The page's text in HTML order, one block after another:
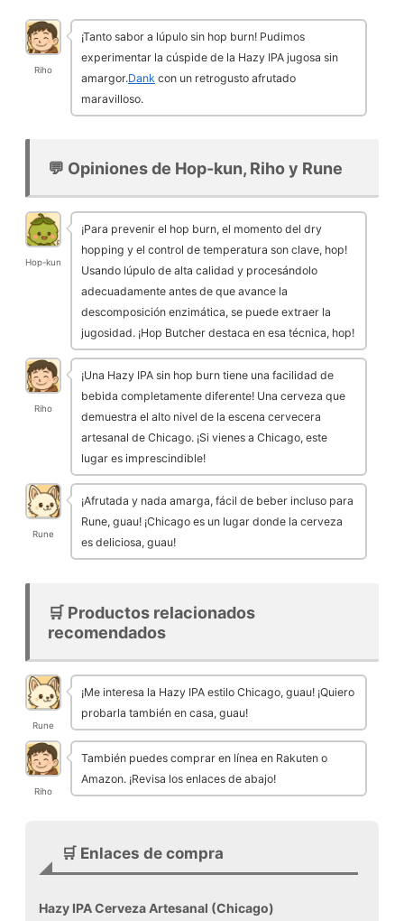
Riho
¡Tanto sabor a lúpulo sin hop burn! Pudimos
experimentar la cúspide de la Hazy IPA jugosa sin
amargor.Dank con un retrogusto afrutado
maravilloso.
💬 Opiniones de Hop-kun, Riho y Rune
Hop-kun
¡Para prevenir el hop burn, el momento del dry
hopping y el control de temperatura son clave, hop!
Usando lúpulo de alta calidad y procesándolo
adecuadamente antes de que avance la
descomposición enzimática, se puede extraer la
jugosidad. ¡Hop Butcher destaca en esa técnica, hop!
Riho
¡Una Hazy IPA sin hop burn tiene una facilidad de
bebida completamente diferente! Una cerveza que
demuestra el alto nivel de la escena cervecera
artesanal de Chicago. ¡Si vienes a Chicago, este
lugar es imprescindible!
Rune
¡Afrutada y nada amarga, fácil de beber incluso para
Rune, guau! ¡Chicago es un lugar donde la cerveza
es deliciosa, guau!
🛒 Productos relacionados
recomendados
Rune
¡Me interesa la Hazy IPA estilo Chicago, guau! ¡Quiero
probarla también en casa, guau!
Riho
También puedes comprar en línea en Rakuten o
Amazon. ¡Revisa los enlaces de abajo!
🛒 Enlaces de compra
Hazy IPA Cerveza Artesanal (Chicago)